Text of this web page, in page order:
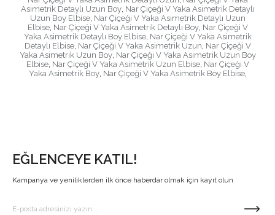
Asimetrik Detaylı Uzun Boy, Nar Çiçeği V Yaka Asimetrik Detaylı
Uzun Boy Elbise, Nar Çiçeği V Yaka Asimetrik Detaylı Uzun
Elbise, Nar Çiçeği V Yaka Asimetrik Detaylı Boy, Nar Çiçeği V
Yaka Asimetrik Detaylı Boy Elbise, Nar Çiçeği V Yaka Asimetrik
Detaylı Elbise, Nar Çiçeği V Yaka Asimetrik Uzun, Nar Çiçeği V
Yaka Asimetrik Uzun Boy, Nar Çiçeği V Yaka Asimetrik Uzun Boy
Elbise, Nar Çiçeği V Yaka Asimetrik Uzun Elbise, Nar Çiçeği V
Yaka Asimetrik Boy, Nar Çiçeği V Yaka Asimetrik Boy Elbise,
EĞLENCEYE KATIL!
Kampanya ve yeniliklerden ilk önce haberdar olmak için kayıt olun